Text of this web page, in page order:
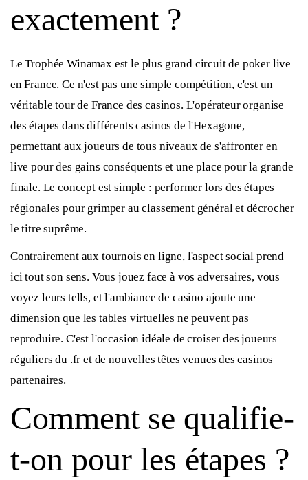
exactement ?
Le Trophée Winamax est le plus grand circuit de poker live
en France. Ce n'est pas une simple compétition, c'est un
véritable tour de France des casinos. L'opérateur organise
des étapes dans différents casinos de l'Hexagone,
permettant aux joueurs de tous niveaux de s'affronter en
live pour des gains conséquents et une place pour la grande
finale. Le concept est simple : performer lors des étapes
régionales pour grimper au classement général et décrocher
le titre suprême.
Contrairement aux tournois en ligne, l'aspect social prend
ici tout son sens. Vous jouez face à vos adversaires, vous
voyez leurs tells, et l'ambiance de casino ajoute une
dimension que les tables virtuelles ne peuvent pas
reproduire. C'est l'occasion idéale de croiser des joueurs
réguliers du .fr et de nouvelles têtes venues des casinos
partenaires.
Comment se qualifie-
t-on pour les étapes ?